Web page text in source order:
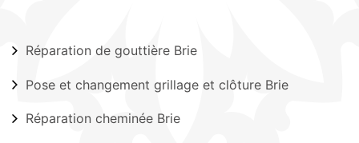
Réparation de gouttière Brie
Pose et changement grillage et clôture Brie
Réparation cheminée Brie